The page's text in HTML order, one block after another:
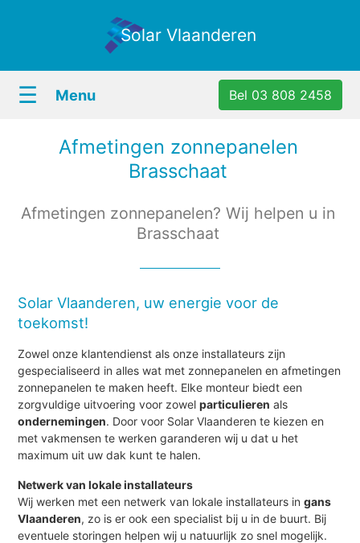
Solar Vlaanderen
☰ Menu Bel 03 808 2458
Afmetingen zonnepanelen
Brasschaat
Afmetingen zonnepanelen? Wij helpen u in
Brasschaat
Solar Vlaanderen, uw energie voor de
toekomst!
Zowel onze klantendienst als onze installateurs zijn
gespecialiseerd in alles wat met zonnepanelen en afmetingen
zonnepanelen te maken heeft. Elke monteur biedt een
zorgvuldige uitvoering voor zowelparticulieren als
ondernemingen. Door voor Solar Vlaanderen te kiezen en
met vakmensen te werken garanderen wij u dat u het
maximum uit uw dak kunt te halen.
Netwerk van lokale installateurs
Wij werken met een netwerk van lokale installateurs ingans
Vlaanderen, zo is er ook een specialist bij u in de buurt. Bij
eventuele storingen helpen wij u natuurlijk zo snel mogelijk.